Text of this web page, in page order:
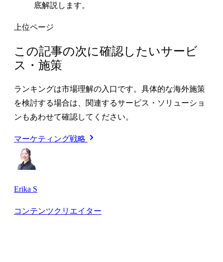
底解説します。
上位ページ
この記事の次に確認したいサービ
ス・施策
ランキングは市場理解の入口です。具体的な海外施策
を検討する場合は、関連するサービス・ソリューショ
ンもあわせて確認してください。
マーケティング戦略
Erika S
コンテンツクリエイター